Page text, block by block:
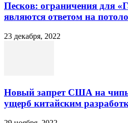
Песков: ограничения для
являются ответом на
23 декабря, 2022
Новый запрет США на
ущерб китайским